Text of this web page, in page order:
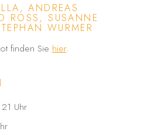
,ANDREAS
ROSS,SUSANNE
WURMER
finden Sie hier.
Uhr